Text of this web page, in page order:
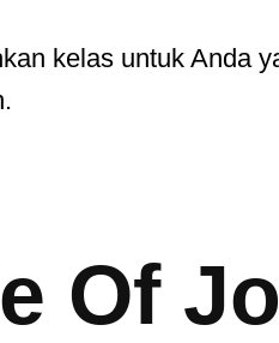
kelas untuk Anda
Of